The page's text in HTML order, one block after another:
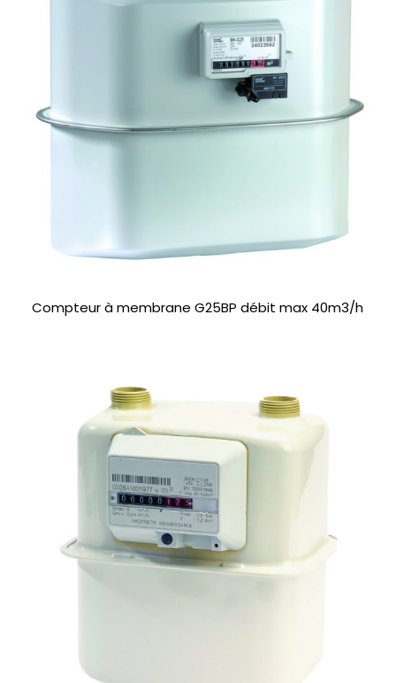
Compteur à membrane G25BP débit max 40m3/h